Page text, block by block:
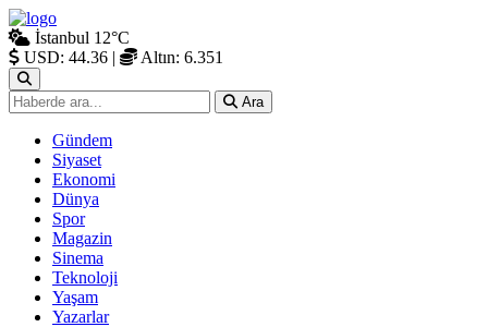
İstanbul 12°C
USD: 44.36 | Altın: 6.351
Ara
Gündem
Siyaset
Ekonomi
Dünya
Spor
Magazin
Sinema
Teknoloji
Yaşam
Yazarlar